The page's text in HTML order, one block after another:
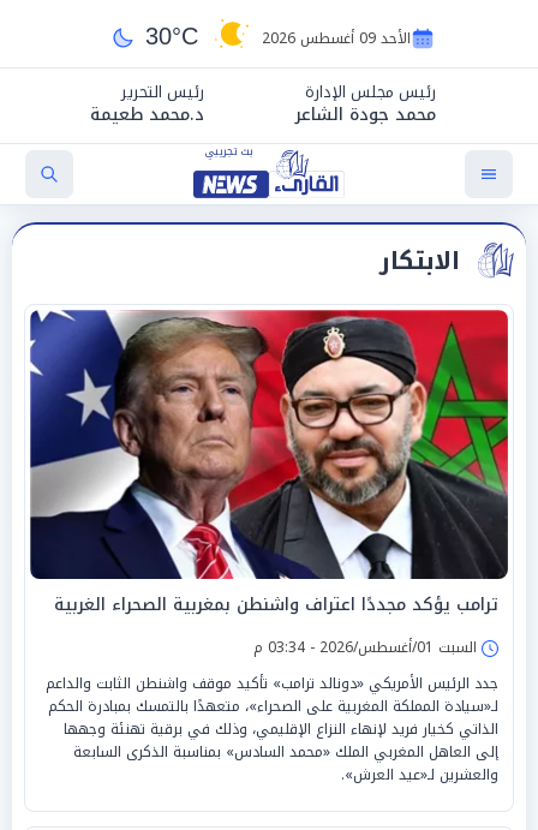
الأحد 09 أغسطس 2026 30°C
رئيس مجلس الإدارة
محمد جودة الشاعر
رئيس التحرير
د.محمد طعيمة
الابتكار
ترامب يؤكد مجددًا اعتراف واشنطن بمغربية الصحراء الغربية
السبت 01/أغسطس/2026 - 03:34 م
جدد الرئيس الأمريكي «دونالد ترامب» تأكيد موقف واشنطن الثابت والداعم
لـ«سيادة المملكة المغربية على الصحراء»، متعهدًا بالتمسك بمبادرة الحكم
الذاتي كخيار فريد لإنهاء النزاع الإقليمي، وذلك في برقية تهنئة وجهها
إلى العاهل المغربي الملك «محمد السادس» بمناسبة الذكرى السابعة
والعشرين لـ«عيد العرش».